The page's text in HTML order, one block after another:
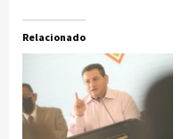
Relacionado